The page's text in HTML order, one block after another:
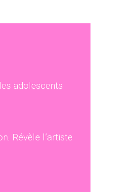
adolescents
Révèle l’artiste